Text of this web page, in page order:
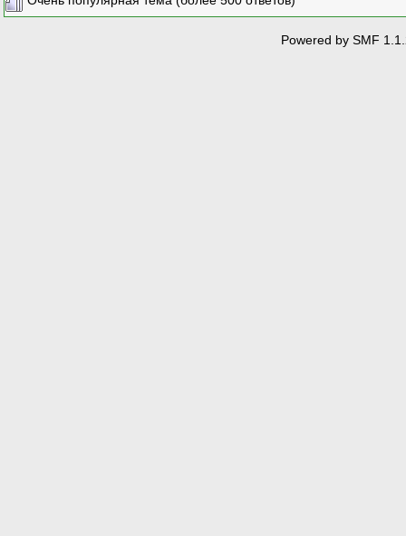
Powered by SMF